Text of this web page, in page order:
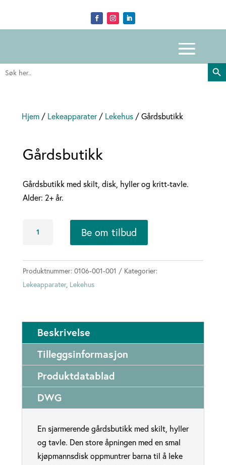
Search
for:
Search
Hjem/ Lekeapparater/ Lekehus/ Gårdsbutikk
Gårdsbutikk
Gårdsbutikk med skilt, disk, hyller og kritt-tavle.
Alder: 2+ år.
Be om tilbud
Produktnummer: 0106-001-001
Kategorier:
Lekeapparater, Lekehus
Beskrivelse
Tilleggsinformasjon
Produktdatablad
DWG
En sjarmerende gårdsbutikk med skilt, hyller
og tavle. Den store åpningen med en smal
kjøpmannsdisk oppmuntrer barna til å leke